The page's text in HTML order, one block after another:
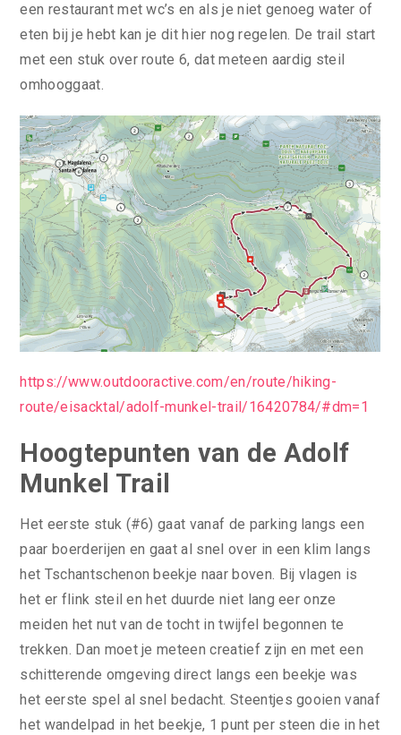
een restaurant met wc’s en als je niet genoeg water of
eten bij je hebt kan je dit hier nog regelen. De trail start
met een stuk over route 6, dat meteen aardig steil
omhooggaat.
https://www.outdooractive.com/en/route/hiking-
route/eisacktal/adolf-munkel-trail/16420784/#dm=1
Hoogtepunten van de Adolf
Munkel Trail
Het eerste stuk (#6) gaat vanaf de parking langs een
paar boerderijen en gaat al snel over in een klim langs
het Tschantschenon beekje naar boven. Bij vlagen is
het er flink steil en het duurde niet lang eer onze
meiden het nut van de tocht in twijfel begonnen te
trekken. Dan moet je meteen creatief zijn en met een
schitterende omgeving direct langs een beekje was
het eerste spel al snel bedacht. Steentjes gooien vanaf
het wandelpad in het beekje, 1 punt per steen die in het